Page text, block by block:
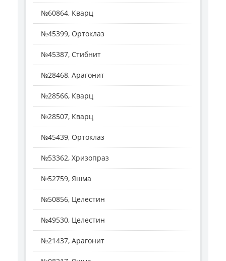
№60864, Кварц
№45399, Ортоклаз
№45387, Стибнит
№28468, Арагонит
№28566, Кварц
№28507, Кварц
№45439, Ортоклаз
№53362, Хризопраз
№52759, Яшма
№50856, Целестин
№49530, Целестин
№21437, Арагонит